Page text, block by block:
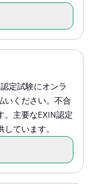
定試験にオンラ
いください。不合
。主要なEXIN認定
ています。